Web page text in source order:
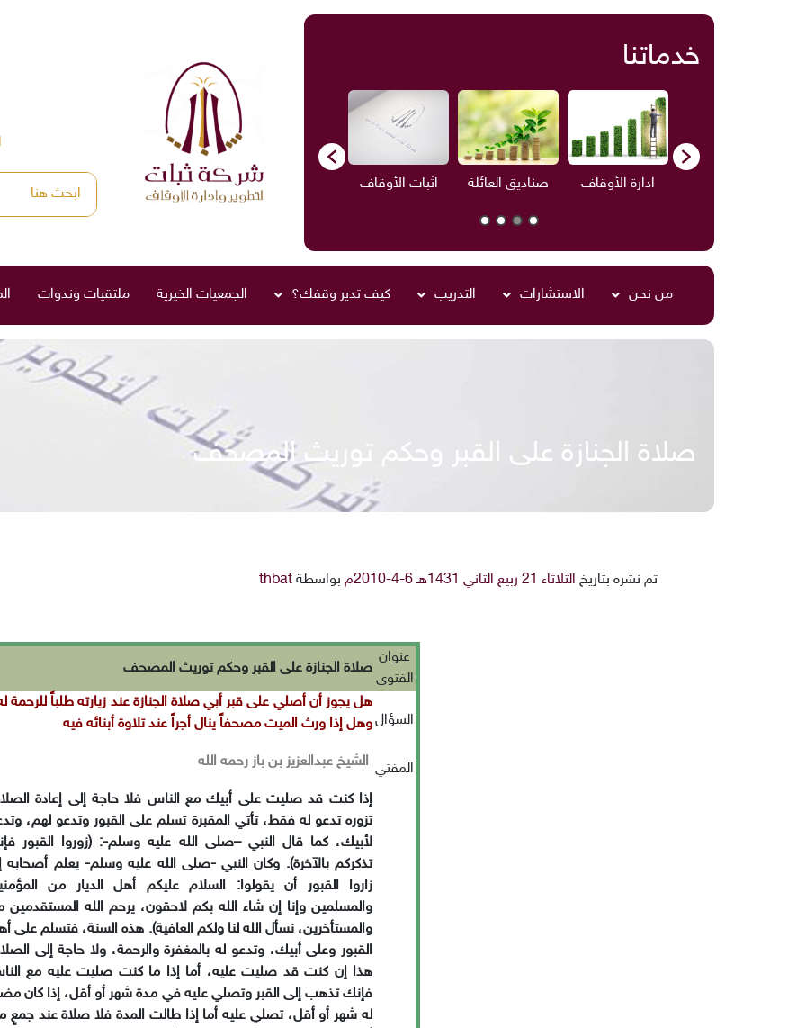
خدماتنا
ادارة الأوقاف صناديق العائلة اثبات الأوقاف الاستشارات ادارة الأوقاف صناديق العائلة
من نحن الاستشارات التدريب كيف تدير وقفك؟ الجمعيات الخيرية ملتقيات وندوات
صلاة الجنازة على القبر وحكم توريث المصحف
تم نشره بتاريخ الثلاثاء 21 ربيع الثاني 1431هـ 6-4-2010م بواسطة thbat
عنوان
الفتوى
صلاة الجنازة على القبر وحكم توريث المصحف
السؤال
هل يجوز أن أصلي على قبر أبي صلاة الجنازة عند زيارته طلباً للرحمة
وهل إذا ورث الميت مصحفاً ينال أجراً عند تلاوة أبنائه فيه
المفتي الشيخ عبدالعزيز بن باز رحمه الله
إذا كنت قد صليت على أبيك مع الناس فلا حاجة إلى إعادة
تزوره تدعو له فقط، تأتي المقبرة تسلم على القبور وتدعو لهم،
لأبيك، كما قال النبي –صلى الله عليه وسلم-: (زوروا القبور
تذكركم بالآخرة). وكان النبي -صلى الله عليه وسلم- يعلم أصحابه
زاروا القبور أن يقولوا: السلام عليكم أهل الديار من
والمسلمين وإنا إن شاء الله بكم لاحقون، يرحم الله المستقدمين
والمستأخرين، نسأل الله لنا ولكم العافية). هذه السنة، فتسلم على
القبور وعلى أبيك، وتدعو له بالمغفرة والرحمة، ولا حاجة إلى
هذا إن كنت قد صليت عليه، أما إذا ما كنت صليت عليه مع
فإنك تذهب إلى القبر وتصلي عليه في مدة شهر أو أقل، إذا كان
له شهر أو أقل، تصلي عليه أما إذا طالت المدة فلا صلاة عند جمعٍ